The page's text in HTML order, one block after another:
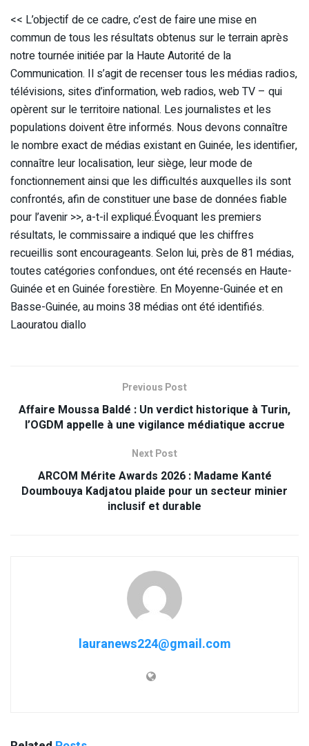
<< L’objectif de ce cadre, c’est de faire une mise en
commun de tous les résultats obtenus sur le terrain après
notre tournée initiée par la Haute Autorité de la
Communication. Il s’agit de recenser tous les médias radios,
télévisions, sites d’information, web radios, web TV – qui
opèrent sur le territoire national. Les journalistes et les
populations doivent être informés. Nous devons connaître
le nombre exact de médias existant en Guinée, les identifier,
connaître leur localisation, leur siège, leur mode de
fonctionnement ainsi que les difficultés auxquelles ils sont
confrontés, afin de constituer une base de données fiable
pour l’avenir >>, a-t-il expliqué.Évoquant les premiers
résultats, le commissaire a indiqué que les chiffres
recueillis sont encourageants. Selon lui, près de 81 médias,
toutes catégories confondues, ont été recensés en Haute-
Guinée et en Guinée forestière. En Moyenne-Guinée et en
Basse-Guinée, au moins 38 médias ont été identifiés.
Laouratou diallo
Previous Post
Affaire Moussa Baldé : Un verdict historique à Turin,
l’OGDM appelle à une vigilance médiatique accrue
Next Post
ARCOM Mérite Awards 2026 : Madame Kanté
Doumbouya Kadjatou plaide pour un secteur minier
inclusif et durable
lauranews224@gmail.com